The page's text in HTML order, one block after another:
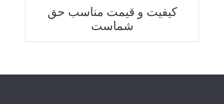
کیفیت و قیمت مناسب حق
شماست